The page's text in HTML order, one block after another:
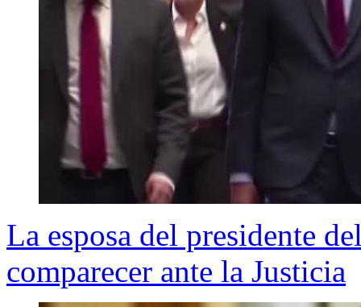
La esposa del presidente
comparecer ante la Justicia